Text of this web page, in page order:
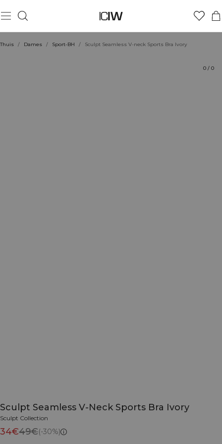
Thuis / Dames / Sport-BH / Sculpt Seamless V-neck Sports Bra Ivory
0 / 0
Sculpt Seamless V-Neck Sports Bra Ivory
Sculpt Collection
34€49€(-30%)